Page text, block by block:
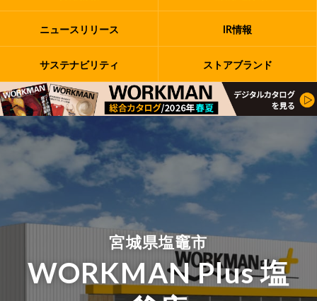
ニュースリリース IR情報
サステナビリティ ストアブランド
宮城県塩竈市
WORKMAN Plus 塩